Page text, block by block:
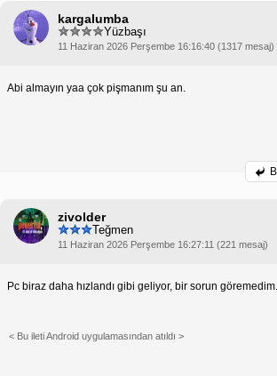
kargalumba
Yüzbaşı
11 Haziran 2026 Perşembe 16:16:40 (1317 mesaj)
Abi almayın yaa çok pişmanım şu an.
zivolder
Teğmen
11 Haziran 2026 Perşembe 16:27:11 (221 mesaj)
Pc biraz daha hızlandı gibi geliyor, bir sorun göremedim.
< Bu ileti Android uygulamasından atıldı >